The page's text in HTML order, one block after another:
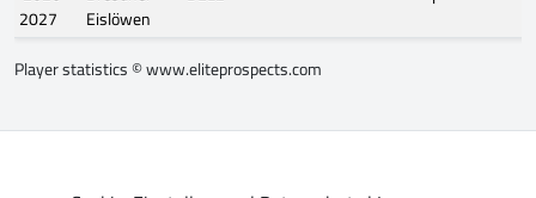
2027
Eislöwen
Player statistics ©www.eliteprospects.com